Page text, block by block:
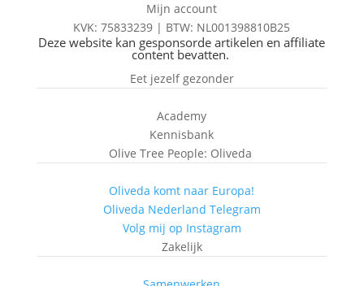
Mijn account
KVK: 75833239 | BTW: NL001398810B25
Deze website kan gesponsorde artikelen en affiliate
content bevatten.
Eet jezelf gezonder
Academy
Kennisbank
Olive Tree People: Oliveda
Oliveda komt naar Europa!
Oliveda Nederland Telegram
Volg mij op Instagram
Zakelijk